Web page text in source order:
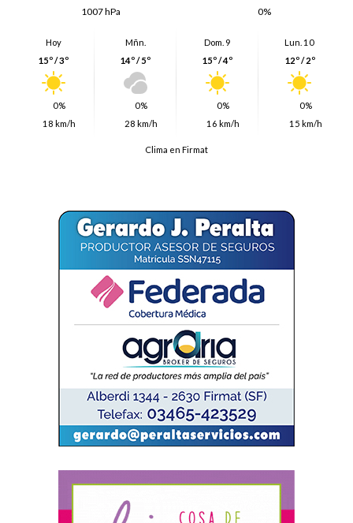
1007 hPa
0%
Hoy
15º / 3º
0%
18 km/h
Mñn.
14º / 5º
0%
28 km/h
Dom. 9
15º / 4º
0%
16 km/h
Lun. 10
12º / 2º
0%
15 km/h
Clima en Firmat